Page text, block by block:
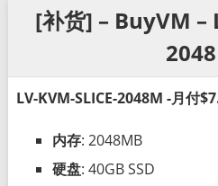
[补货] – BuyVM –
LV-KVM-SLICE-2048M -月付
内存: 2048MB
硬盘: 40GB SSD